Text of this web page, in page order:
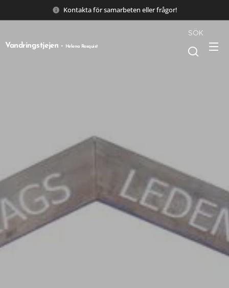
Kontakta för samarbeten eller frågor!
Vandringstjejen - Helena Rosquist
SÖK